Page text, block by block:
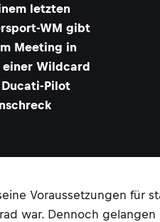
letzten
WM gibt
Meeting in
einer Wildcard
Pilot
Voraussetzungen für
war. Dennoch